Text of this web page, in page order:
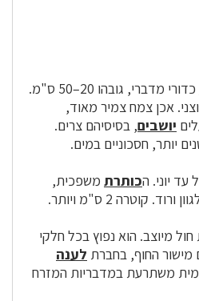
כדורי מדברי, גובהו 20–50 ס"מ.
אכן צמח צמיר מאוד,
יושבים, בסיסיהם צרים.
יותר, חסכוניים במים.
יוני. הכותרת משפכית,
קוטרה 2 ס"מ ויותר.
מיוצב. הוא נפוץ בכל חלקי
מישור החוף, בחברת לענה
משתרעת במדבריות המזרח